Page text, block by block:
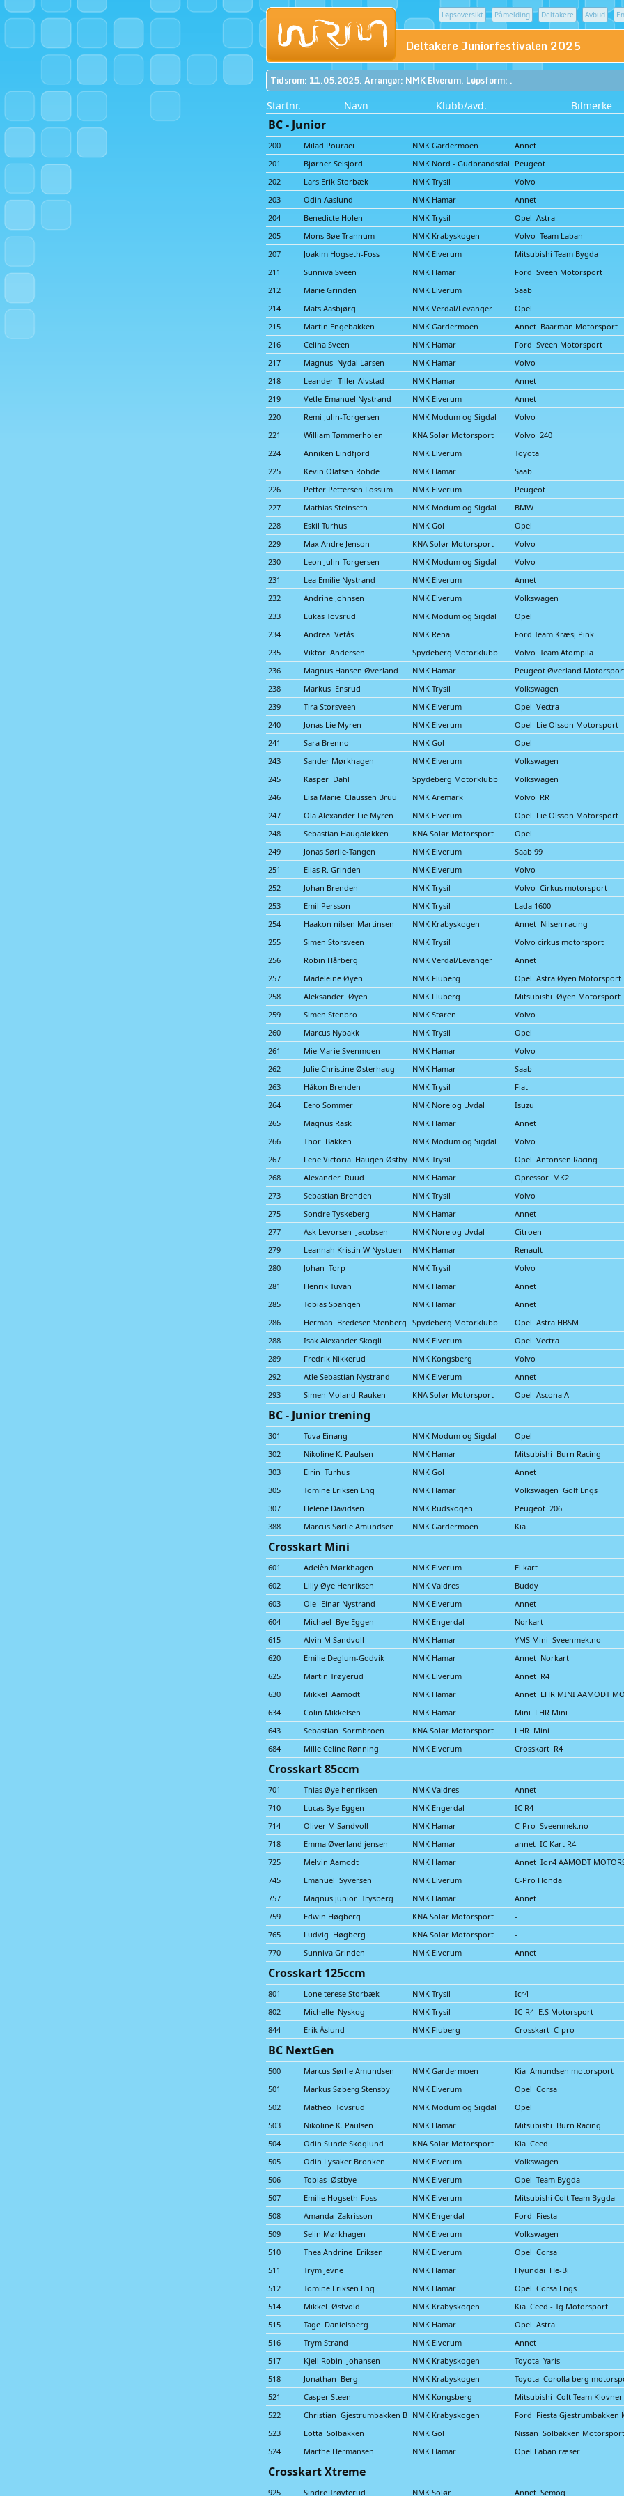
Løpsoversikt Påmelding Deltakere Avbud
Deltakere Juniorfestivalen 2025
Tidsrom: 11.05.2025. Arrangør: NMK Elverum. Løpsform: .
Startnr.
Navn Klubb/avd. Bilmerke
BC - Junior
200 Milad Pouraei NMK Gardermoen
Annet
201
Bjørner Selsjord NMK Nord - Gudbrandsdal Peugeot
202
Lars Erik Storbæk NMK Trysil
Volvo
203
Odin Aaslund NMK Hamar
Annet
204
Benedicte Holen NMK Trysil
Opel Astra
205
Mons Bøe Trannum NMK Krabyskogen
Volvo Team Laban
207
Joakim Hogseth-Foss NMK Elverum
Mitsubishi Team Bygda
211
Sunniva Sveen NMK Hamar
Ford Sveen Motorsport
212
Marie Grinden NMK Elverum
Saab
214
Mats Aasbjørg NMK Verdal/Levanger
Opel
215
Martin Engebakken NMK Gardermoen
Annet Baarman Motorsport
216
Celina Sveen NMK Hamar
Ford Sveen Motorsport
217
Magnus Nydal Larsen NMK Hamar
Volvo
218
Leander Tiller Alvstad NMK Hamar
Annet
219
Vetle-Emanuel Nystrand NMK Elverum
Annet
220
Remi Julin-Torgersen NMK Modum og Sigdal
Volvo
221
William Tømmerholen KNA Solør Motorsport
Volvo 240
224
Anniken Lindfjord NMK Elverum
Toyota
225
Kevin Olafsen Rohde NMK Hamar
Saab
226
Petter Pettersen Fossum NMK Elverum
Peugeot
227
Mathias Steinseth NMK Modum og Sigdal
BMW
228
Eskil Turhus NMK Gol
Opel
229
Max Andre Jenson KNA Solør Motorsport
Volvo
230
Leon Julin-Torgersen NMK Modum og Sigdal
Volvo
231
Lea Emilie Nystrand NMK Elverum
Annet
232
Andrine Johnsen NMK Elverum
Volkswagen
233
Lukas Tovsrud NMK Modum og Sigdal
Opel
234
Andrea Vetås NMK Rena
Ford Team Kræsj Pink
235
Viktor Andersen Spydeberg Motorklubb
Volvo Team Atompila
236
Magnus Hansen Øverland NMK Hamar
Peugeot Øverland
238
Markus Ensrud NMK Trysil
Volkswagen
239
Tira Storsveen NMK Elverum
Opel Vectra
240
Jonas Lie Myren NMK Elverum
Opel Lie Olsson Motorsport
241
Sara Brenno NMK Gol
Opel
243
Sander Mørkhagen NMK Elverum
Volkswagen
245
Kasper Dahl Spydeberg Motorklubb
Volkswagen
246
Lisa Marie Claussen Bruu NMK Aremark
Volvo RR
247
Ola Alexander Lie Myren NMK Elverum
Opel Lie Olsson Motorsport
248
Sebastian Haugaløkken KNA Solør Motorsport
Opel
249
Jonas Sørlie-Tangen NMK Elverum
Saab 99
251
Elias R. Grinden NMK Elverum
Volvo
252
Johan Brenden NMK Trysil
Volvo Cirkus motorsport
253
Emil Persson NMK Trysil
Lada 1600
254
Haakon nilsen Martinsen NMK Krabyskogen
Annet Nilsen racing
255
Simen Storsveen NMK Trysil
Volvo cirkus motorsport
256
Robin Hårberg NMK Verdal/Levanger
Annet
257
Madeleine Øyen NMK Fluberg
Opel Astra Øyen Motorsport
258
Aleksander Øyen NMK Fluberg
Mitsubishi Øyen Motorsport
259
Simen Stenbro NMK Støren
Volvo
260
Marcus Nybakk NMK Trysil
Opel
261
Mie Marie Svenmoen NMK Hamar
Volvo
262
Julie Christine Østerhaug NMK Hamar
Saab
263
Håkon Brenden NMK Trysil
Fiat
264
Eero Sommer NMK Nore og Uvdal
Isuzu
265
Magnus Rask NMK Hamar
Annet
266
Thor Bakken NMK Modum og Sigdal
Volvo
267
Lene Victoria Haugen Østby NMK Trysil
Opel Antonsen Racing
268
Alexander Ruud NMK Hamar
Opressor MK2
273
Sebastian Brenden NMK Trysil
Volvo
275
Sondre Tyskeberg NMK Hamar
Annet
277
Ask Levorsen Jacobsen NMK Nore og Uvdal
Citroen
279
Leannah Kristin W Nystuen NMK Hamar
Renault
280
Johan Torp NMK Trysil
Volvo
281
Henrik Tuvan NMK Hamar
Annet
285
Tobias Spangen NMK Hamar
Annet
286
Herman Bredesen Stenberg Spydeberg Motorklubb
Opel Astra HBSM
288
Isak Alexander Skogli NMK Elverum
Opel Vectra
289
Fredrik Nikkerud NMK Kongsberg
Volvo
292
Atle Sebastian Nystrand NMK Elverum
Annet
293
Simen Moland-Rauken KNA Solør Motorsport Opel Ascona A
BC - Junior trening
301 Tuva Einang NMK Modum og Sigdal
Opel
302
Nikoline K. Paulsen NMK Hamar
Mitsubishi Burn Racing
303
Eirin Turhus NMK Gol
Annet
305
Tomine Eriksen Eng NMK Hamar
Volkswagen Golf Engs
307
Helene Davidsen NMK Rudskogen
Peugeot 206
388
Marcus Sørlie Amundsen NMK Gardermoen Kia
Crosskart Mini
601 Adelèn Mørkhagen NMK Elverum
El kart
602
Lilly Øye Henriksen NMK Valdres
Buddy
603
Ole -Einar Nystrand NMK Elverum
Annet
604
Michael Bye Eggen NMK Engerdal
Norkart
615
Alvin M Sandvoll NMK Hamar
YMS Mini Sveenmek.no
620
Emilie Deglum-Godvik NMK Hamar
Annet Norkart
625
Martin Trøyerud NMK Elverum
Annet R4
630
Mikkel Aamodt NMK Hamar
Annet LHR MINI AAMODT
634
Colin Mikkelsen NMK Hamar
Mini LHR Mini
643
Sebastian Sormbroen KNA Solør Motorsport
LHR Mini
684
Mille Celine Rønning NMK Elverum Crosskart R4
Crosskart 85ccm
701 Thias Øye henriksen NMK Valdres
Annet
710
Lucas Bye Eggen NMK Engerdal
IC R4
714
Oliver M Sandvoll NMK Hamar
C-Pro Sveenmek.no
718
Emma Øverland jensen NMK Hamar
annet IC Kart R4
725
Melvin Aamodt NMK Hamar
Annet Ic r4 AAMODT
745
Emanuel Syversen NMK Elverum
C-Pro Honda
757
Magnus junior Trysberg NMK Hamar
Annet
759
Edwin Høgberg KNA Solør Motorsport
-
765
Ludvig Høgberg KNA Solør Motorsport
-
770
Sunniva Grinden NMK Elverum Annet
Crosskart 125ccm
801 Lone terese Storbæk NMK Trysil
Icr4
802
Michelle Nyskog NMK Trysil
IC-R4 E.S Motorsport
844
Erik Åslund NMK Fluberg Crosskart C-pro
BC NextGen
500 Marcus Sørlie Amundsen NMK Gardermoen
Kia Amundsen motorsport
501
Markus Søberg Stensby NMK Elverum
Opel Corsa
502
Matheo Tovsrud NMK Modum og Sigdal
Opel
503
Nikoline K. Paulsen NMK Hamar
Mitsubishi Burn Racing
504
Odin Sunde Skoglund KNA Solør Motorsport
Kia Ceed
505
Odin Lysaker Bronken NMK Elverum
Volkswagen
506
Tobias Østbye NMK Elverum
Opel Team Bygda
507
Emilie Hogseth-Foss NMK Elverum
Mitsubishi Colt Team Bygda
508
Amanda Zakrisson NMK Engerdal
Ford Fiesta
509
Selin Mørkhagen NMK Elverum
Volkswagen
510
Thea Andrine Eriksen NMK Elverum
Opel Corsa
511
Trym Jevne NMK Hamar
Hyundai He-Bi
512
Tomine Eriksen Eng NMK Hamar
Opel Corsa Engs
514
Mikkel Østvold NMK Krabyskogen
Kia Ceed - Tg Motorsport
515
Tage Danielsberg NMK Hamar
Opel Astra
516
Trym Strand NMK Elverum
Annet
517
Kjell Robin Johansen NMK Krabyskogen
Toyota Yaris
518
Jonathan Berg NMK Krabyskogen
Toyota Corolla berg
521
Casper Steen NMK Kongsberg
Mitsubishi Colt Team
522
Christian Gjestrumbakken B NMK Krabyskogen
Ford Fiesta Gjestrumbakken
523
Lotta Solbakken NMK Gol
Nissan Solbakken Motorsport
524
Marthe Hermansen NMK Hamar Opel Laban ræser
Crosskart Xtreme
925 Sindre Trøyterud NMK Solør Annet Semog